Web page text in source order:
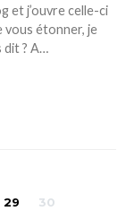
et j’ouvre celle-ci
vous étonner, je
dit ? A…
29 30